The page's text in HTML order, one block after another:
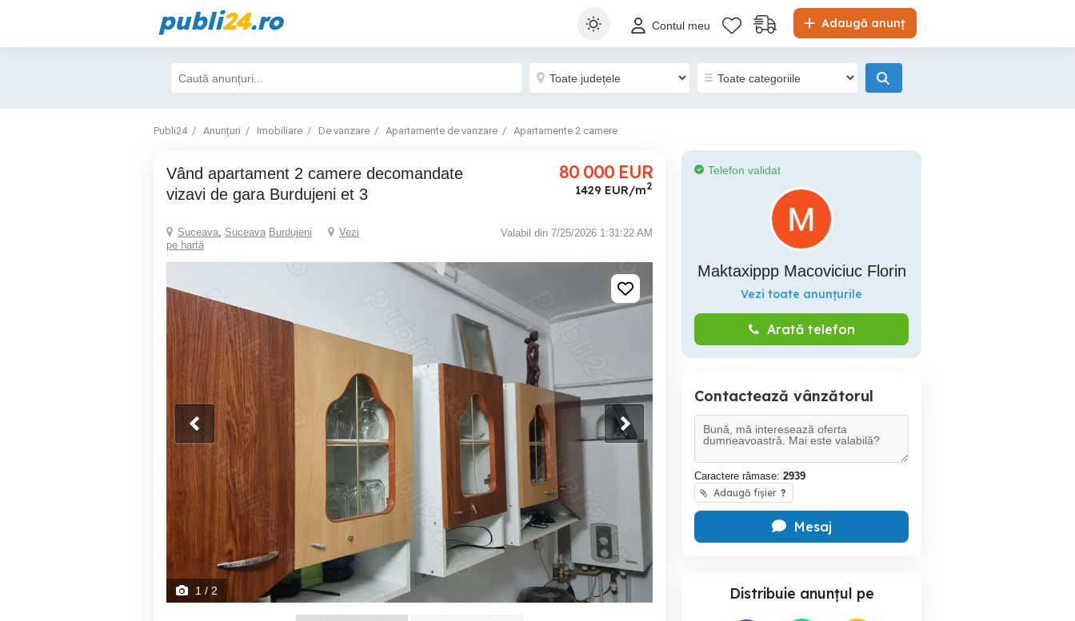
publi24.ro Adaugă anunț
Contul meu
Publi24 Anunțuri Imobiliare De vanzare Apartamente de vanzare Apartamente 2 camere
Vând apartament 2 camere decomandate
vizavi de gara Burdujeni et 3
80 000 EUR
1429 EUR/m2
Suceava, Suceava Burdujeni
Vezi
pe hartă
Valabil din 7/25/2026 1:31:22 AM
1 / 2
Telefon validat
Maktaxippp Macoviciuc Florin
Vezi toate anunțurile
Arată telefon
Contactează vânzătorul
Caractere rămase: 2939
Adaugă fișier ?
Mesaj
Distribuie anunțul pe